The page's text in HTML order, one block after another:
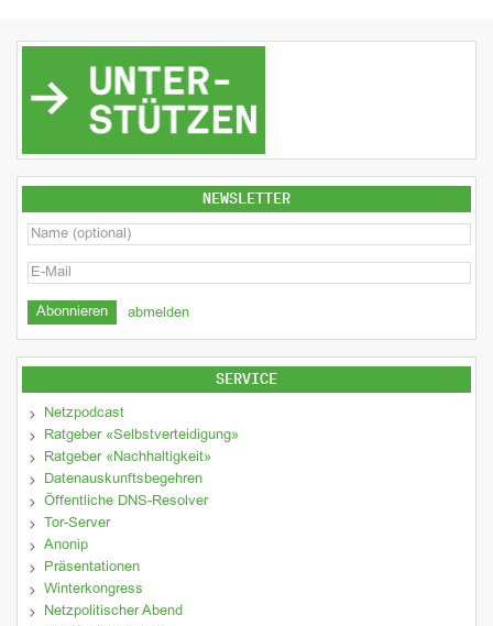
NEWSLETTER
abmelden
SERVICE
Netzpodcast
Ratgeber «Selbstverteidigung»
Ratgeber «Nachhaltigkeit»
Datenauskunftsbegehren
Öffentliche DNS-Resolver
Tor-Server
Anonip
Präsentationen
Winterkongress
Netzpolitischer Abend